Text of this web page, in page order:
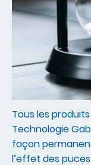
Tous les
Technologie
façon
l’effet des